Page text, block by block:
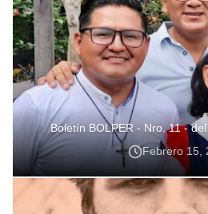
Boletín BOLPER - Nro. 11 -
Febrero 15,